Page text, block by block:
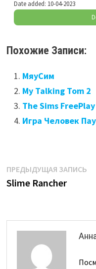
Date added: 10-04-2023
Похожие Записи:
МяуСим
My Talking Tom 2
The Sims FreePlay
Игра Человек
Навигация
по
ПРЕДЫДУЩАЯ ЗАПИСЬ
Slime Rancher